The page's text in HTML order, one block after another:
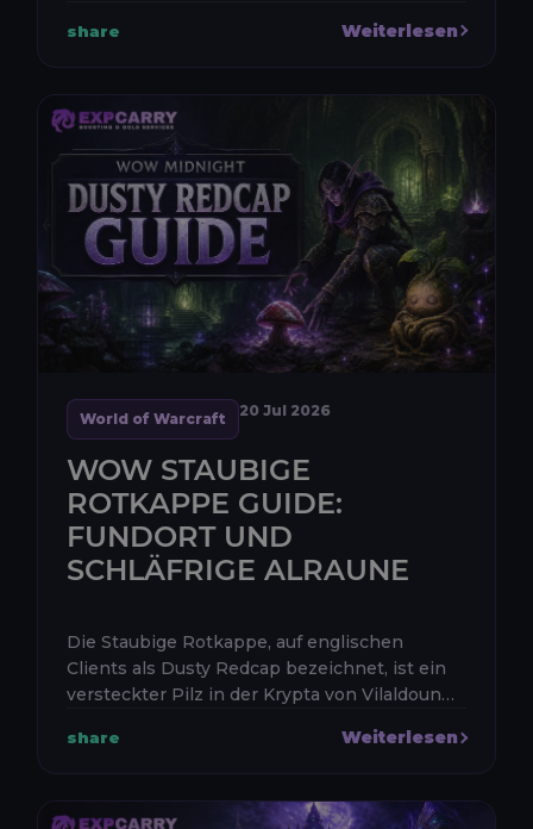
führt euch in den Leerensturm, öffnet das
größere ...
share Weiterlesen
World of Warcraft 20 Jul 2026
WOW STAUBIGE
ROTKAPPE GUIDE:
FUNDORT UND
SCHLÄFRIGE ALRAUNE
Die Staubige Rotkappe, auf englischen
Clients als Dusty Redcap bezeichnet, ist ein
versteckter Pilz in der Krypta von Vilaldoun
27.91 49.96, gehe bis zur ...
share Weiterlesen